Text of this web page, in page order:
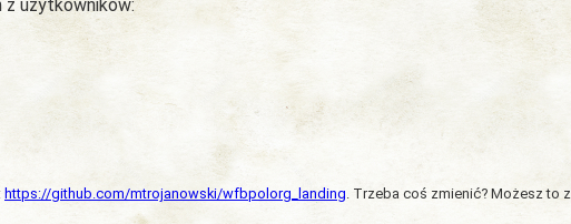
z użytkowników:
https://github.com/mtrojanowski/wfbpolorg_landing . Trzeba coś zmienić? Możesz to